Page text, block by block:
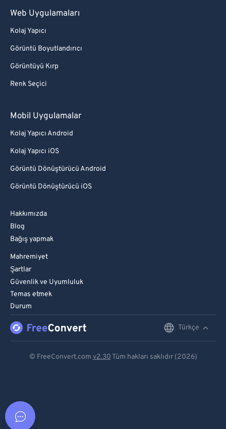
Web Uygulamaları
Kolaj Yapıcı
Görüntü Boyutlandırıcı
Görüntüyü Kırp
Renk Seçici
Mobil Uygulamalar
Kolaj Yapıcı Android
Kolaj Yapıcı iOS
Görüntü Dönüştürücü Android
Görüntü Dönüştürücü iOS
Hakkımızda
Blog
Bağış yapmak
Mahremiyet
Şartlar
Güvenlik ve Uyumluluk
Temas etmek
Durum
Türkçe
© FreeConvert.com v2.30 Tüm hakları saklıdır (2026)